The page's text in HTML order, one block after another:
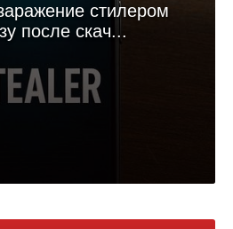
стилером
после скач...